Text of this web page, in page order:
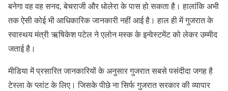
बनेगा वह वह सनद, बेचराजी और धोलेरा के पास हो सकता है। हालांकि अभी
तक ऐसी कोई भी आधिकारिक जानकारी नहीं आई है। हाल ही में गुजरात के
स्वास्थय मंत्री ऋषिकेश पटेल ने एलोन मस्क के इन्वेस्टमेंट को लेकर उम्मीद
जताई है।
मीडिया में प्रसारित जानकारियों के अनुसार गुजरात सबसे पसंदीदा जगह है
टेस्ला के प्लांट के लिए। जिसके पीछे ना सिर्फ गुजरात सरकार की व्यापार